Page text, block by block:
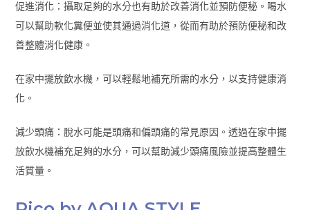
促進消化：攝取足夠的水分也有助於改善消化並預防便秘。喝水
可以幫助軟化糞便並使其通過消化道，從而有助於預防便秘和改
善整體消化健康。
在家中擺放飲水機，可以輕鬆地補充所需的水分，以支持健康消
化。
減少頭痛：脫水可能是頭痛和偏頭痛的常見原因。透過在家中擺
放飲水機補充足夠的水分，可以幫助減少頭痛風險並提高整體生
活質量。